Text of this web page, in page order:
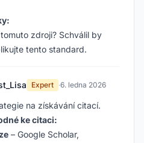
zdroji? Schválil by
tento standard.
Expert ·6. ledna 2026
na získávání citací.
ke citaci:
– Google Scholar,